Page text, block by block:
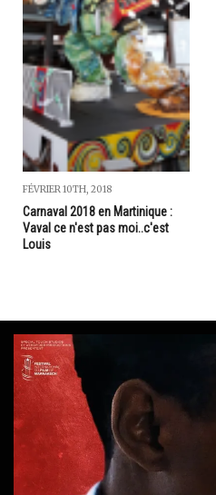
FÉVRIER 10TH, 2018
Carnaval 2018 en Martinique :
Vaval ce n'est pas moi..c'est
Louis